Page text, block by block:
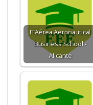
ITAérea Aeronautical
Business School -
Alicante